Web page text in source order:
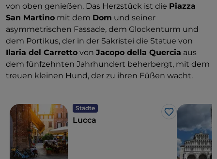
von oben genießen. Das Herzstück ist die Piazza
San Martino mit dem Dom und seiner
asymmetrischen Fassade, dem Glockenturm und
dem Portikus, der in der Sakristei die Statue von
Ilaria del Carretto von Jacopo della Quercia aus
dem fünfzehnten Jahrhundert beherbergt, mit dem
treuen kleinen Hund, der zu ihren Füßen wacht.
Städte
Like
Lucca